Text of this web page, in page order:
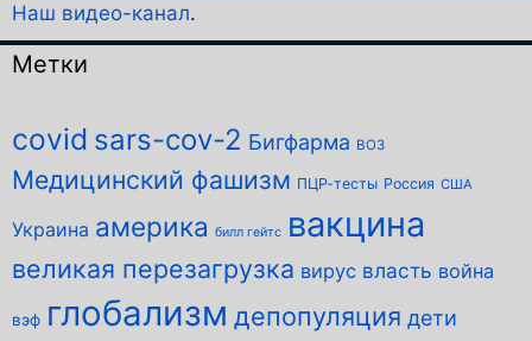
Наш видео-канал.
Метки
covid sars-cov-2 Бигфарма ВОЗ
Медицинский фашизм ПЦР-тесты Россия США
Украина америка билл гейтс вакцина
великая перезагрузка вирус власть война
вэф глобализм депопуляция дети